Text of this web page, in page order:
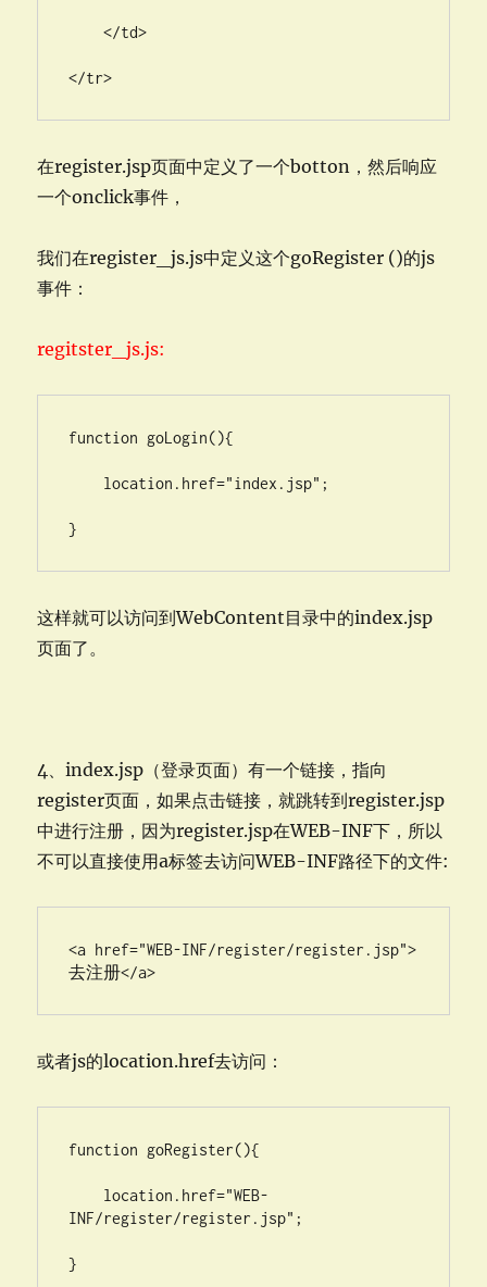
    </td>
</tr>
在register.jsp页面中定义了一个botton，然后响应
一个onclick事件，
我们在register_js.js中定义这个goRegister ()的js
事件：
regitster_js.js:
function goLogin(){
}
这样就可以访问到WebContent目录中的index.jsp
页面了。
4、index.jsp（登录页面）有一个链接，指向
register页面，如果点击链接，就跳转到register.jsp
中进行注册，因为register.jsp在WEB-INF下，所以
不可以直接使用a标签去访问WEB-INF路径下的文件:
<a href="WEB-INF/register/register.jsp">
去注册</a>
或者js的location.href去访问：
function goRegister(){
INF/register/register.jsp";
}